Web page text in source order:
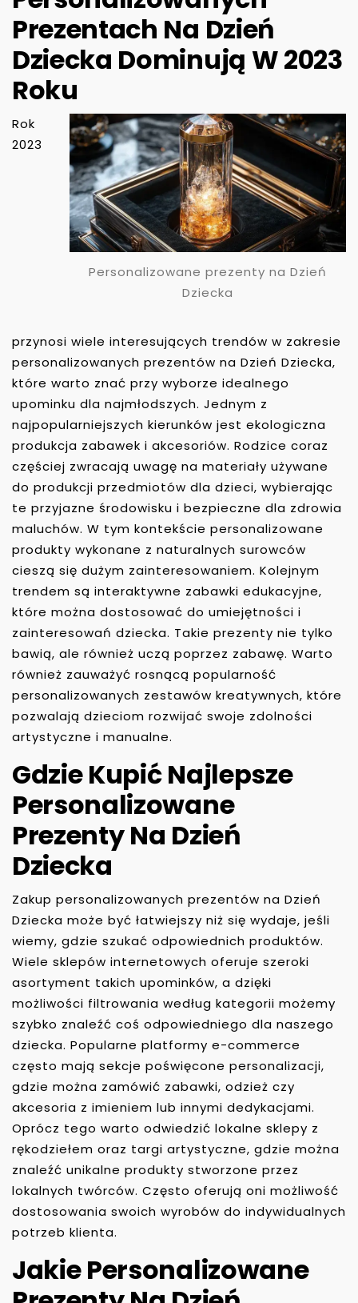
Prezentach Na Dzień
Dziecka Dominują W 2023
Roku
Personalizowane prezenty na Dzień
Dziecka
Rok
2023
przynosi wiele interesujących trendów w zakresie
personalizowanych prezentów na Dzień Dziecka,
które warto znać przy wyborze idealnego
upominku dla najmłodszych. Jednym z
najpopularniejszych kierunków jest ekologiczna
produkcja zabawek i akcesoriów. Rodzice coraz
częściej zwracają uwagę na materiały używane
do produkcji przedmiotów dla dzieci, wybierając
te przyjazne środowisku i bezpieczne dla zdrowia
maluchów. W tym kontekście personalizowane
produkty wykonane z naturalnych surowców
cieszą się dużym zainteresowaniem. Kolejnym
trendem są interaktywne zabawki edukacyjne,
które można dostosować do umiejętności i
zainteresowań dziecka. Takie prezenty nie tylko
bawią, ale również uczą poprzez zabawę. Warto
również zauważyć rosnącą popularność
personalizowanych zestawów kreatywnych, które
pozwalają dzieciom rozwijać swoje zdolności
artystyczne i manualne.
Gdzie Kupić Najlepsze
Personalizowane
Prezenty Na Dzień
Dziecka
Zakup personalizowanych prezentów na Dzień
Dziecka może być łatwiejszy niż się wydaje, jeśli
wiemy, gdzie szukać odpowiednich produktów.
Wiele sklepów internetowych oferuje szeroki
asortyment takich upominków, a dzięki
możliwości filtrowania według kategorii możemy
szybko znaleźć coś odpowiedniego dla naszego
dziecka. Popularne platformy e-commerce
często mają sekcje poświęcone personalizacji,
gdzie można zamówić zabawki, odzież czy
akcesoria z imieniem lub innymi dedykacjami.
Oprócz tego warto odwiedzić lokalne sklepy z
rękodziełem oraz targi artystyczne, gdzie można
znaleźć unikalne produkty stworzone przez
lokalnych twórców. Często oferują oni możliwość
dostosowania swoich wyrobów do indywidualnych
potrzeb klienta.
Jakie Personalizowane